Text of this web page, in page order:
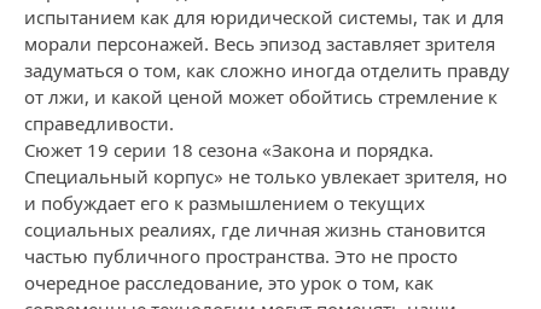
испытанием как для юридической системы, так и для
морали персонажей. Весь эпизод заставляет зрителя
задуматься о том, как сложно иногда отделить правду
от лжи, и какой ценой может обойтись стремление к
справедливости.
Сюжет 19 серии 18 сезона «Закона и порядка.
Специальный корпус» не только увлекает зрителя, но
и побуждает его к размышлением о текущих
социальных реалиях, где личная жизнь становится
частью публичного пространства. Это не просто
очередное расследование, это урок о том, как